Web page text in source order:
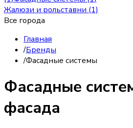
Жалюзи и рольставни (1)
Все города
Главная
/Бренды
/Фасадные системы
Фасадные
фасада